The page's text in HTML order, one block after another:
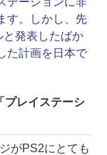
す。しかし、先
発表したばか
た計画を日本で
プレイステーシ
がPS2にとても